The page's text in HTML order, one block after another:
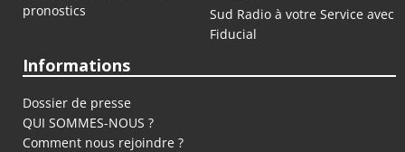
pronostics
Sud Radio à votre Service avec
Fiducial
Informations
Dossier de presse
QUI SOMMES-NOUS ?
Comment nous rejoindre ?